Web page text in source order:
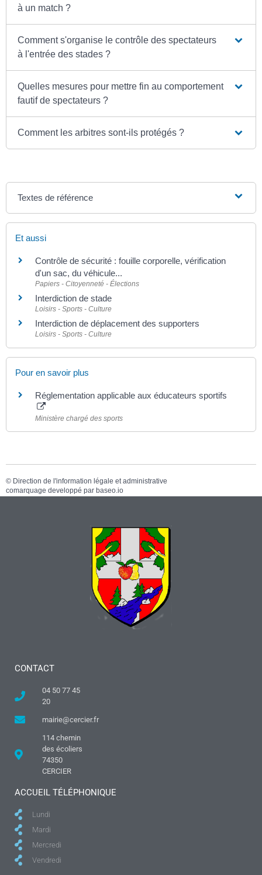
à un match ?
Comment s'organise le contrôle des spectateurs
à l'entrée des stades ?
Quelles mesures pour mettre fin au comportement
fautif de spectateurs ?
Comment les arbitres sont-ils protégés ?
Textes de référence
Et aussi
Contrôle de sécurité : fouille corporelle, vérification
d'un sac, du véhicule...
Papiers - Citoyenneté - Élections
Interdiction de stade
Loisirs - Sports - Culture
Interdiction de déplacement des supporters
Loisirs - Sports - Culture
Pour en savoir plus
Réglementation applicable aux éducateurs sportifs
Ministère chargé des sports
© Direction de l'information légale et administrative
comarquage developpé par baseo.io
CONTACT
04 50 77 45
20
mairie@cercier.fr
114 chemin
des écoliers
74350
CERCIER
ACCUEIL TÉLÉPHONIQUE
Lundi
Mardi
Mercredi
Vendredi